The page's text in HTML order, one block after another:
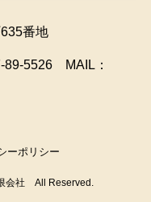
番地
5526 MAIL：
ーポリシー
会社 All Reserved.